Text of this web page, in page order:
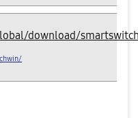
download/